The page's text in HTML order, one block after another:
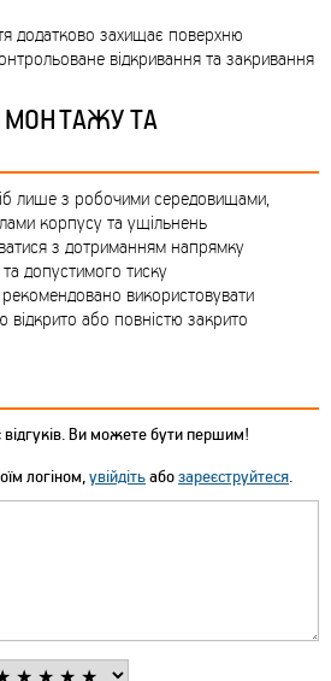
додатково захищає поверхню
відкривання та закривання
МОНТАЖУ ТА
лише з робочими середовищами,
корпусу та ущільнень
з дотриманням напрямку
допустимого тиску
використовувати
або повністю закрито
Ви можете бути першим!
логіном,увійдітьабозареєструйтеся.